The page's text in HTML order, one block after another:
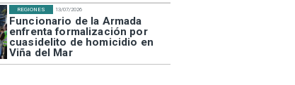
13/07/2026
Funcionario de la Armada
enfrenta formalización por
cuasidelito de homicidio en
Viña del Mar
REGIONES